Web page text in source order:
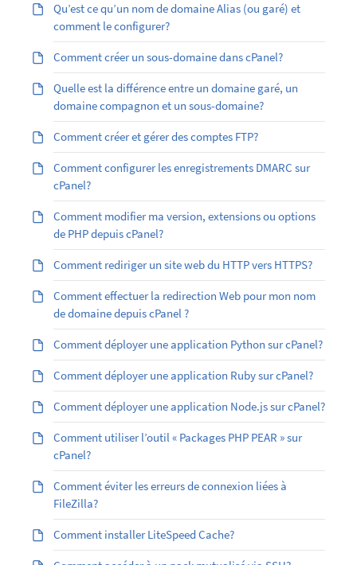
Qu’est ­ce qu’un nom de domaine Alias (ou garé) et
comment le configurer?
Comment créer un sous-domaine dans cPanel?
Quelle est la différence entre un domaine garé, un
domaine compagnon et un sous-domaine?
Comment créer et gérer des comptes FTP?
Comment configurer les enregistrements DMARC sur
cPanel?
Comment modifier ma version, extensions ou options
de PHP depuis cPanel?
Comment rediriger un site web du HTTP vers HTTPS?
Comment effectuer la redirection Web pour mon nom
de domaine depuis cPanel ?
Comment déployer une application Python sur cPanel?
Comment déployer une application Ruby sur cPanel?
Comment déployer une application Node.js sur cPanel?
Comment utiliser l’outil « Packages PHP PEAR » sur
cPanel?
Comment éviter les erreurs de connexion liées à
FileZilla?
Comment installer LiteSpeed Cache?